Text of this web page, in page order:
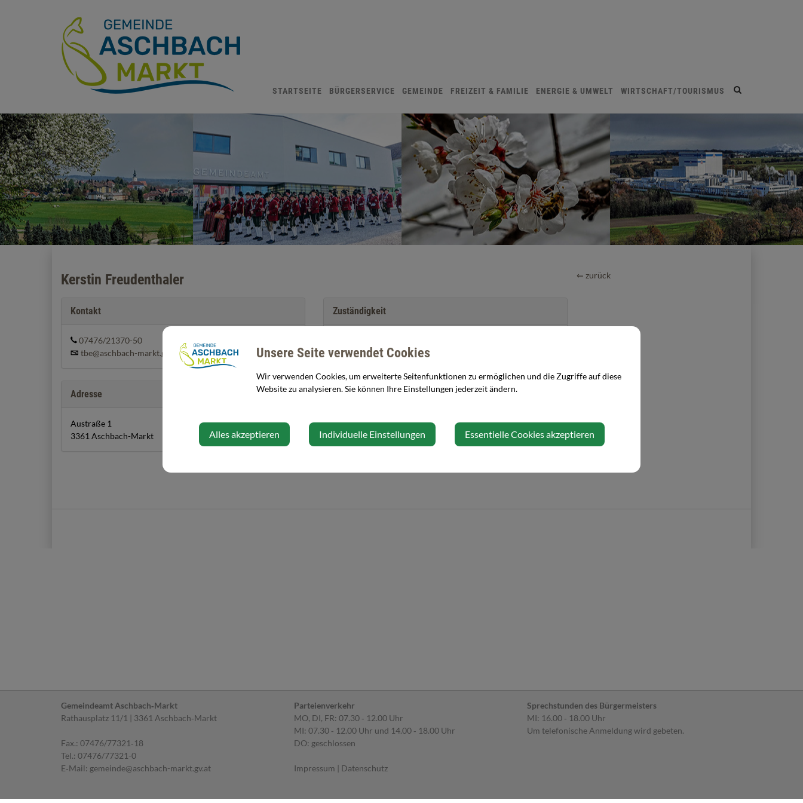
Site
toggle
STARTSEITE BÜRGERSERVICE GEMEINDE FREIZEIT & FAMILIE ENERGIE & UMWELT WIRTSCHAFT/TOURISMUS
Kerstin Freudenthaler
Kontakt
07476/21370-50
tbe@aschbach-markt.gv.at
Adresse
Austraße 1
3361 Aschbach-Markt
Zuständigkeit
⇐ zurück
Gemeindeamt Aschbach‐Markt
Rathausplatz 11/1 | 3361 Aschbach‐Markt
Fax.: 07476/77321‐18
Tel.: 07476/77321-0
E‐Mail: gemeinde@aschbach-markt.gv.at
Parteienverkehr
MO, DI, FR: 07.30 ‐ 12.00 Uhr
MI: 07.30 ‐ 12.00 Uhr und 14.00 ‐ 18.00 Uhr
DO: geschlossen
Impressum | Datenschutz
Sprechstunden des Bürgermeisters
MI: 16.00 ‐ 18.00 Uhr
Um telefonische Anmeldung wird gebeten.
Unsere Seite verwendet Cookies
Wir verwenden Cookies, um erweiterte Seitenfunktionen zu ermöglichen und die Zugriffe auf diese
Website zu analysieren. Sie können Ihre Einstellungen jederzeit ändern.
Alles akzeptieren Individuelle Einstellungen Essentielle Cookies akzeptieren